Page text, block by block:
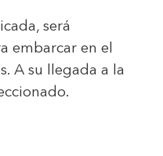
será
embarcar en el
A su llegada a la